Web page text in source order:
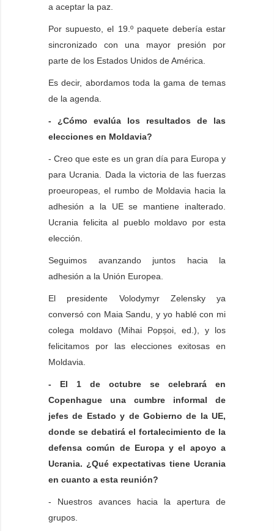
a aceptar la paz.
Por supuesto, el 19.º paquete debería estar
sincronizado con una mayor presión por
parte de los Estados Unidos de América.
Es decir, abordamos toda la gama de temas
de la agenda.
- ¿Cómo evalúa los resultados de las
elecciones en Moldavia?
- Creo que este es un gran día para Europa y
para Ucrania. Dada la victoria de las fuerzas
proeuropeas, el rumbo de Moldavia hacia la
adhesión a la UE se mantiene inalterado.
Ucrania felicita al pueblo moldavo por esta
elección.
Seguimos avanzando juntos hacia la
adhesión a la Unión Europea.
El presidente Volodymyr Zelensky ya
conversó con Maia Sandu, y yo hablé con mi
colega moldavo (Mihai Popșoi, ed.), y los
felicitamos por las elecciones exitosas en
Moldavia.
- El 1 de octubre se celebrará en
Copenhague una cumbre informal de
jefes de Estado y de Gobierno de la UE,
donde se debatirá el fortalecimiento de la
defensa común de Europa y el apoyo a
Ucrania. ¿Qué expectativas tiene Ucrania
en cuanto a esta reunión?
- Nuestros avances hacia la apertura de
grupos.